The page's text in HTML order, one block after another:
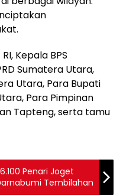
Kepala BPS
Sumatera Utara,
Utara, Para Bupati
Para Pimpinan
Tapteng, serta tamu
Penari Joget
Tembilahan